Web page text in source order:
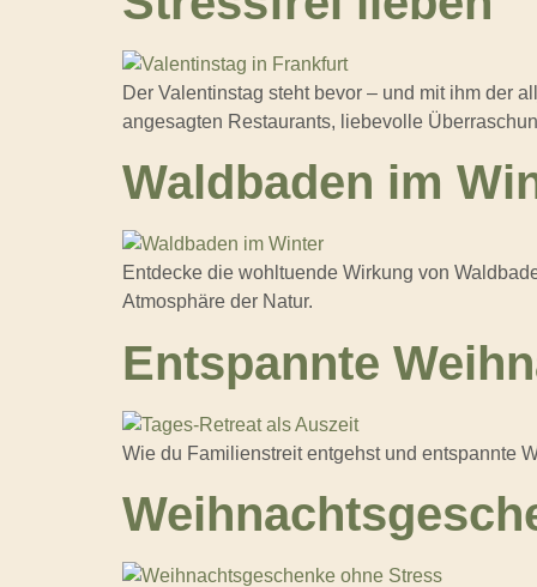
Der Valentinstag steht bevor – und mit ihm der
angesagten Restaurants, liebevolle
Waldbaden im
Entdecke die wohltuende Wirkung von
Atmosphäre der Natur.
Entspannte
Wie du Familienstreit entgehst und entspannte